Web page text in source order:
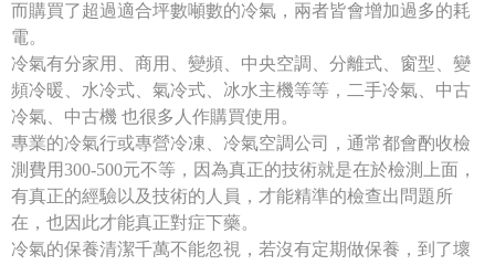
而購買了超過適合坪數噸數的冷氣，兩者皆會增加過多的耗
電。
冷氣有分家用、商用、變頻、中央空調、分離式、窗型、變
頻冷暖、水冷式、氣冷式、冰水主機等等，二手冷氣、中古
冷氣、中古機 也很多人作購買使用。
專業的冷氣行或專營冷凍、冷氣空調公司，通常都會酌收檢
測費用300-500元不等，因為真正的技術就是在於檢測上面，
有真正的經驗以及技術的人員，才能精準的檢查出問題所
在，也因此才能真正對症下藥。
冷氣的保養清潔千萬不能忽視，若沒有定期做保養，到了壞